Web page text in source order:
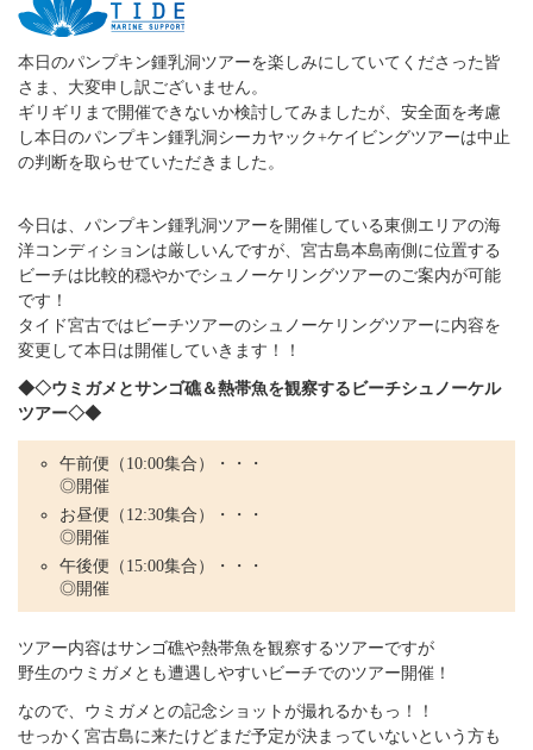
本日のパンプキン鍾乳洞ツアーを楽しみにしていてくださった皆
さま、大変申し訳ございません。
ギリギリまで開催できないか検討してみましたが、安全面を考慮
し本日のパンプキン鍾乳洞シーカヤック+ケイビングツアーは中止
の判断を取らせていただきました。
今日は、パンプキン鍾乳洞ツアーを開催している東側エリアの海
洋コンディションは厳しいんですが、宮古島本島南側に位置する
ビーチは比較的穏やかでシュノーケリングツアーのご案内が可能
です！
タイド宮古ではビーチツアーのシュノーケリングツアーに内容を
変更して本日は開催していきます！！
◆◇ウミガメとサンゴ礁＆熱帯魚を観察するビーチシュノーケル
ツアー◇◆
午前便（10:00集合）・・・
◎開催
お昼便（12:30集合）・・・
◎開催
午後便（15:00集合）・・・
◎開催
ツアー内容はサンゴ礁や熱帯魚を観察するツアーですが
野生のウミガメとも遭遇しやすいビーチでのツアー開催！
なので、ウミガメとの記念ショットが撮れるかもっ！！
せっかく宮古島に来たけどまだ予定が決まっていないという方も